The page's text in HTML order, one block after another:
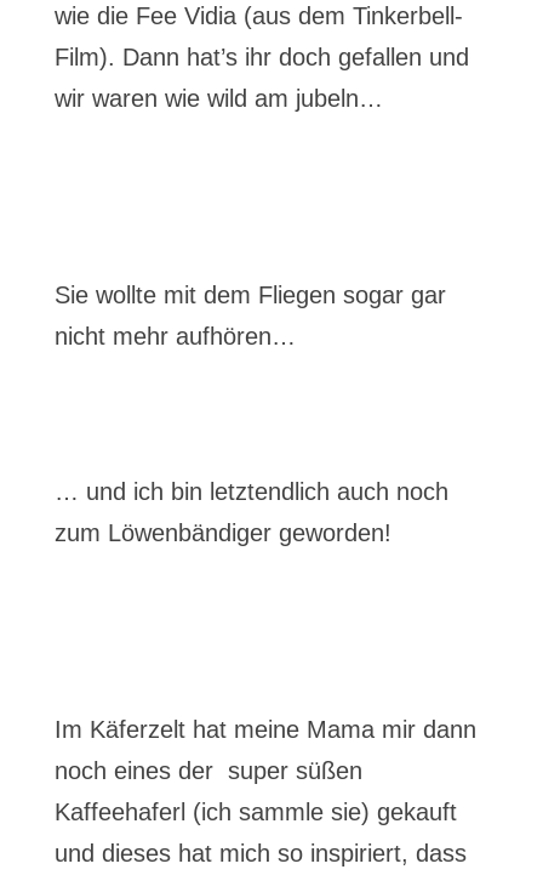
wie die Fee Vidia (aus dem Tinkerbell-
Film). Dann hat’s ihr doch gefallen und
wir waren wie wild am jubeln…
Sie wollte mit dem Fliegen sogar gar
nicht mehr aufhören…
… und ich bin letztendlich auch noch
zum Löwenbändiger geworden!
Im Käferzelt hat meine Mama mir dann
noch eines der super süßen
Kaffeehaferl (ich sammle sie) gekauft
und dieses hat mich so inspiriert, dass